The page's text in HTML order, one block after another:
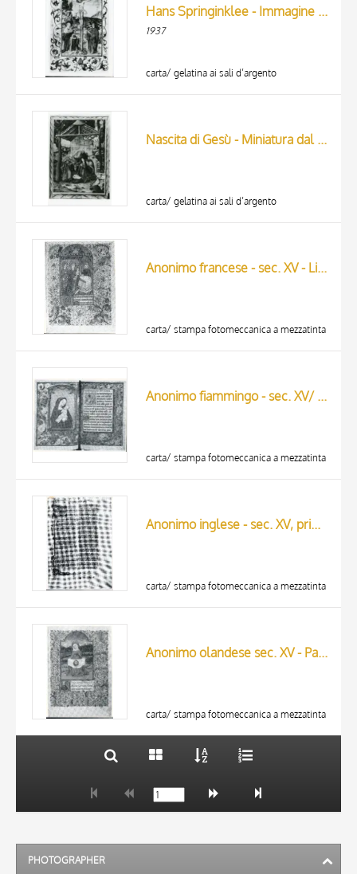
Hans Springinklee - Immagine (Kanon Bild) dal Messale del vescovo di Costanza Hugo von Hohenlaudenberg col suo ritratto
1937
carta/ gelatina ai sali d’argento
Nascita di Gesù - Miniatura dal missale di Berthold Furtmeyr - Handschrift in der Bayer. Staatsbibliothek zu München
carta/ gelatina ai sali d’argento
Anonimo francese - sec. XV - Libro d'Ore della Beata Vergine Maria, pagina miniata
carta/ stampa fotomeccanica a mezzatinta
Anonimo fiammingo - sec. XV/ XVI - The Lauder-Brown Devotions
carta/ stampa fotomeccanica a mezzatinta
Anonimo inglese - sec. XV, prima metà - Manoscritto, una pagina
carta/ stampa fotomeccanica a mezzatinta
Anonimo olandese sec. XV - Paginia di un manoscritto miniato
carta/ stampa fotomeccanica a mezzatinta
TITLE
ARTISTA
20 RESULTS
PHOTOGRAPHER